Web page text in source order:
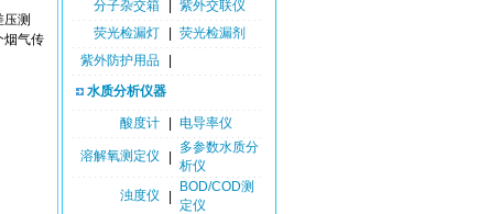
测
烟气传
分子杂交箱
紫外交联仪
荧光检漏灯
荧光检漏剂
紫外防护用品
水质分析仪器
酸度计 电导率仪
溶解氧测定仪
多参数水质分
析仪
浊度仪
BOD/COD测
定仪